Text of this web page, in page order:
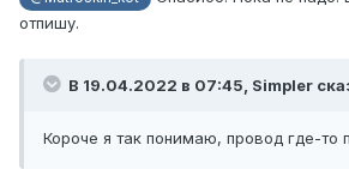
отпишу.
В 19.04.2022 в 07:45, Simpler
Короче я так понимаю, провод где-то